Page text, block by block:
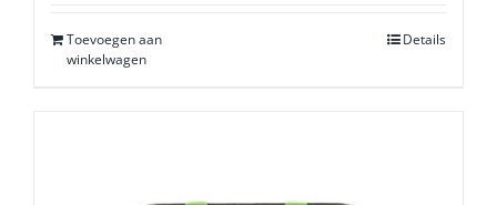
Toevoegen aan
winkelwagen
Details